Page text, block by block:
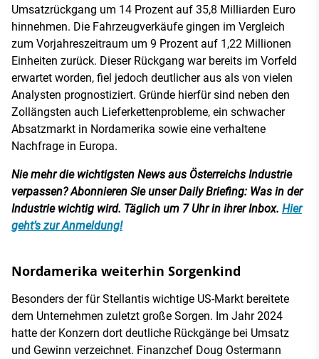
Umsatzrückgang um 14 Prozent auf 35,8 Milliarden Euro
hinnehmen. Die Fahrzeugverkäufe gingen im Vergleich
zum Vorjahreszeitraum um 9 Prozent auf 1,22 Millionen
Einheiten zurück. Dieser Rückgang war bereits im Vorfeld
erwartet worden, fiel jedoch deutlicher aus als von vielen
Analysten prognostiziert. Gründe hierfür sind neben den
Zollängsten auch Lieferkettenprobleme, ein schwacher
Absatzmarkt in Nordamerika sowie eine verhaltene
Nachfrage in Europa.
Nie mehr die wichtigsten News aus Österreichs Industrie
verpassen? Abonnieren Sie unser Daily Briefing: Was in der
Industrie wichtig wird. Täglich um 7 Uhr in ihrer Inbox. Hier
geht’s zur Anmeldung!
Nordamerika weiterhin Sorgenkind
Besonders der für Stellantis wichtige US-Markt bereitete
dem Unternehmen zuletzt große Sorgen. Im Jahr 2024
hatte der Konzern dort deutliche Rückgänge bei Umsatz
und Gewinn verzeichnet. Finanzchef Doug Ostermann